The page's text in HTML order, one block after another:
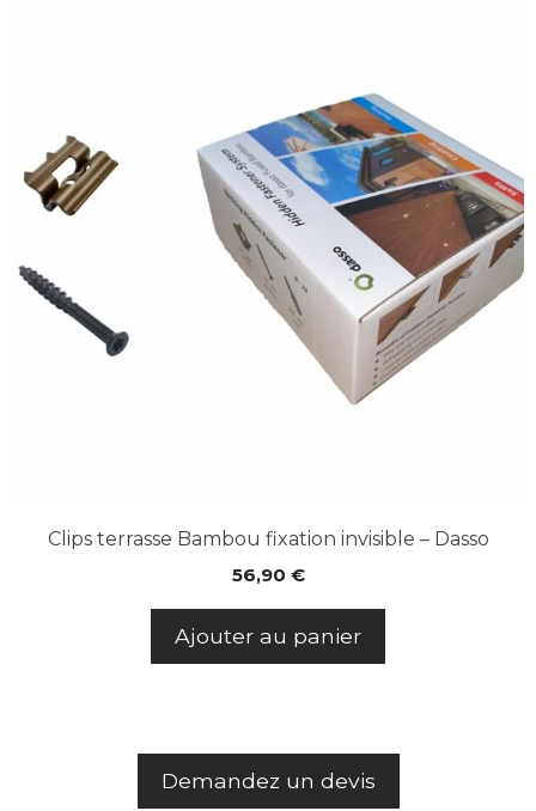
Clips terrasse Bambou fixation invisible – Dasso
56,90 €
Ajouter au panier
Demandez un devis